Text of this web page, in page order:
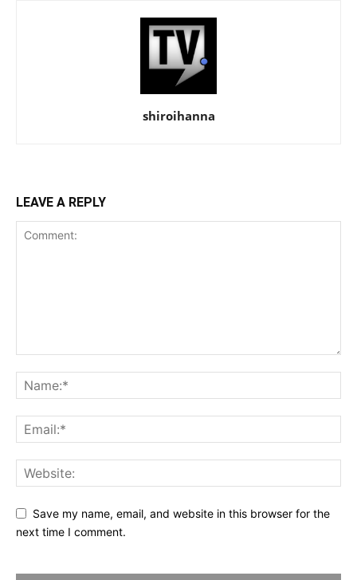
shiroihanna
LEAVE A REPLY
Save my name, email, and website in this browser for the
next time I comment.